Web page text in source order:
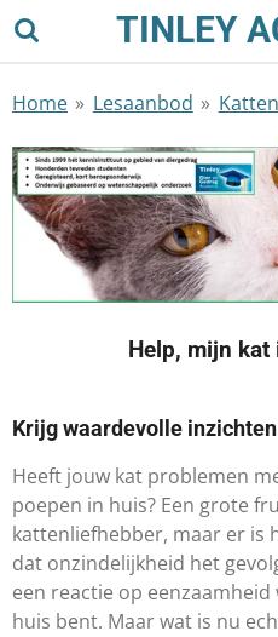
Ga
de
TINLEY
Home » Lesaanbod » Katten
Help, mijn
Krijg waardevolle inzichten
Heeft jouw kat problemen
poepen in huis? Een grote
kattenliefhebber, maar er is
dat onzindelijkheid het
een reactie op
huis bent. Maar wat is nu